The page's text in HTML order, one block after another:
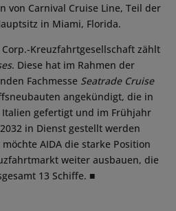
von Carnival Cruise Line, Teil der
in Miami, Florida.
Kreuzfahrtgesellschaft zählt
. Diese hat im Rahmen der
Fachmesse Seatrade Cruise
angekündigt, die in
gefertigt und im Frühjahr
in Dienst gestellt werden
AIDA die starke Position
weiter ausbauen, die
13 Schiffe. ■